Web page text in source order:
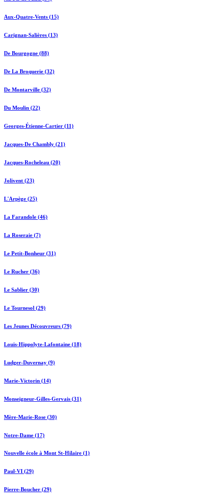
Aux-Quatre-Vents (15)
Carignan-Salières (13)
De Bourgogne (88)
De La Broquerie (32)
De Montarville (32)
Du Moulin (22)
Georges-Étienne-Cartier (11)
Jacques-De Chambly (21)
Jacques-Rocheleau (20)
Jolivent (23)
L'Arpège (25)
La Farandole (46)
La Roseraie (7)
Le Petit-Bonheur (31)
Le Rucher (36)
Le Sablier (30)
Le Tournesol (29)
Les Jeunes Découvreurs (79)
Louis-Hippolyte-Lafontaine (18)
Ludger-Duvernay (9)
Marie-Victorin (14)
Monseigneur-Gilles-Gervais (31)
Mère-Marie-Rose (30)
Notre-Dame (17)
Nouvelle école à Mont St-Hilaire (1)
Paul-VI (29)
Pierre-Boucher (29)